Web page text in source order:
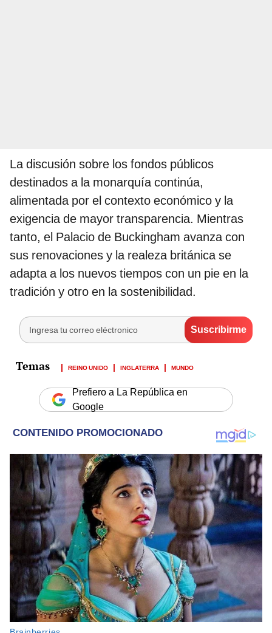
La discusión sobre los fondos públicos
destinados a la monarquía continúa,
alimentada por el contexto económico y la
exigencia de mayor transparencia. Mientras
tanto, el Palacio de Buckingham avanza con
sus renovaciones y la realeza británica se
adapta a los nuevos tiempos con un pie en la
tradición y otro en la sostenibilidad.
REINO UNIDO INGLATERRA MUNDO
Prefiero a La República en
Google